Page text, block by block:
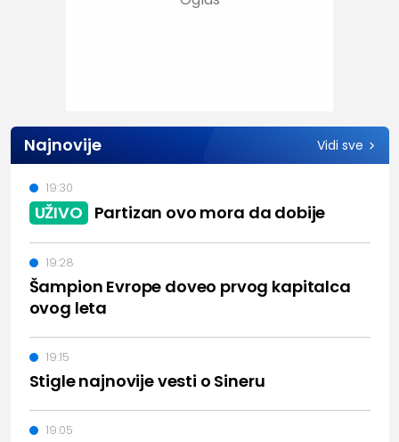
Najnovije Vidi sve
UŽIVO Partizan ovo mora da dobije
19:30
Šampion Evrope doveo prvog kapitalca
ovog leta
19:28
Stigle najnovije vesti o Sineru
19:15
19:05